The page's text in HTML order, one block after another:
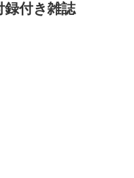
録付き雑誌